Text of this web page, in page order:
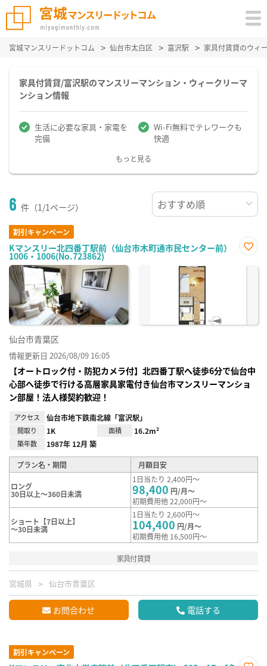
宮城マンスリードットコム 仙台市太白区 富沢駅 家具付賃貸のウィ
家具付賃貸/富沢駅のマンスリーマンション・ウィークリーマ
ンション情報
生活に必要な家具・家電を
完備
Wi-Fi無料でテレワークも
快適
もっと見る
6 件（1/1ページ）
割引キャンペーン
Kマンスリー北四番丁駅前（仙台市木町通市民センター前）
1006・1006(No.723862)
に入
仙台市青葉区
情報更新日 2026/08/09 16:05
【オートロック付・防犯カメラ付】北四番丁駅へ徒歩6分で仙台中
心部へ徒歩で行ける高層家具家電付き仙台市マンスリーマンショ
ン部屋！法人様契約歓迎！
アクセス 仙台市地下鉄南北線「富沢駅」
間取り 1K 面積 16.2m²
築年数 1987年 12月 築
プラン名・期間 月額目安
ロング
30日以上～360日未満
1日当たり 2,400円～
98,400 円/月～
初期費用他 22,000円～
ショート【7日以上】
～30日未満
1日当たり 2,600円～
104,400 円/月～
初期費用他 16,500円～
家具付賃貸
宮城県 仙台市青葉区
お問合わせ 電話する
割引キャンペーン